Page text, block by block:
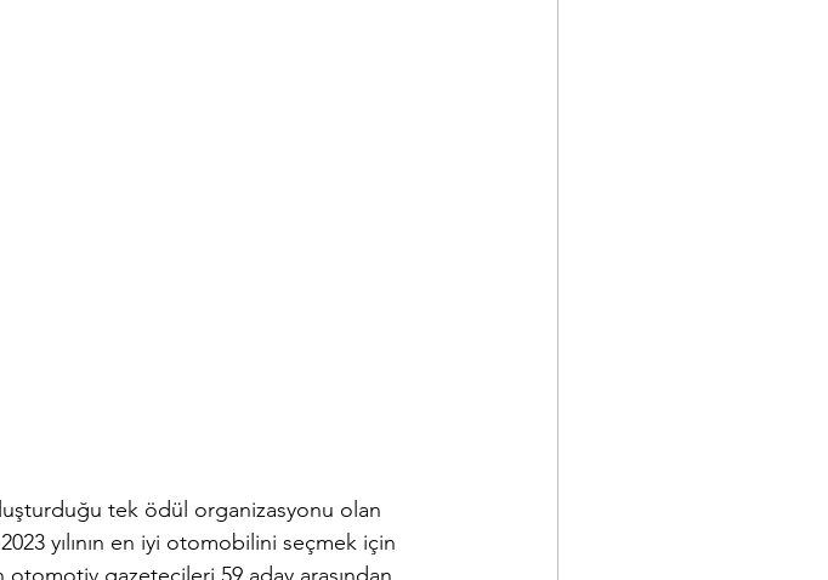
tek ödül organizasyonu olan
yılının en iyi otomobilini seçmek için